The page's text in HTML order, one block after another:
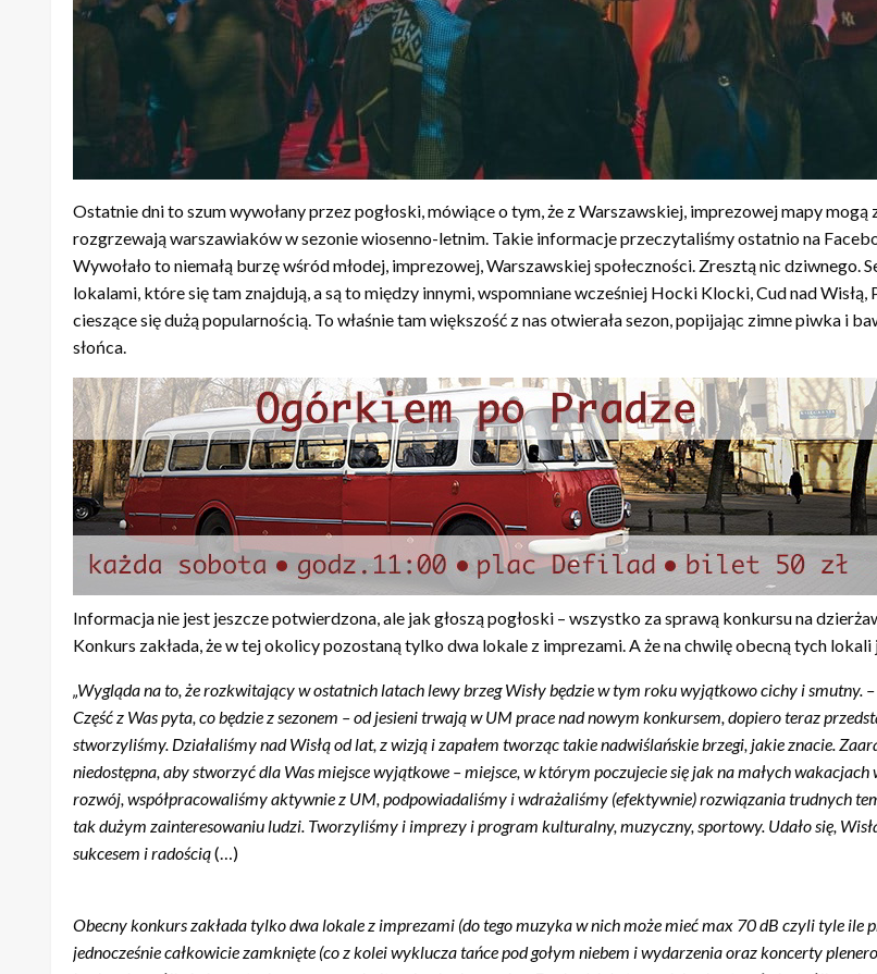
Ostatnie dni to szum wywołany przez pogłoski, mówiące o tym, że z Warszawskiej, imprezowej mapy
rozgrzewają warszawiaków w sezonie wiosenno-letnim. Takie informacje przeczytaliśmy ostatnio na
Wywołało to niemałą burzę wśród młodej, imprezowej, Warszawskiej społeczności. Zresztą nic dziwnego.
lokalami, które się tam znajdują, a są to między innymi, wspomniane wcześniej Hocki Klocki, Cud nad
cieszące się dużą popularnością. To właśnie tam większość z nas otwierała sezon, popijając zimne piwka i
słońca.
Informacja nie jest jeszcze potwierdzona, ale jak głoszą pogłoski – wszystko za sprawą konkursu na
Konkurs zakłada, że w tej okolicy pozostaną tylko dwa lokale z imprezami. A że na chwilę obecną tych
„Wygląda na to, że rozkwitający w ostatnich latach lewy brzeg Wisły będzie w tym roku wyjątkowo cichy i smutny.
Część z Was pyta, co będzie z sezonem – od jesieni trwają w UM prace nad nowym konkursem, dopiero teraz
rozwój, współpracowaliśmy aktywnie z UM, podpowiadaliśmy i wdrażaliśmy (efektywnie) rozwiązania trudnych
tak dużym zainteresowaniu ludzi. Tworzyliśmy i imprezy i program kulturalny, muzyczny, sportowy. Udało się,